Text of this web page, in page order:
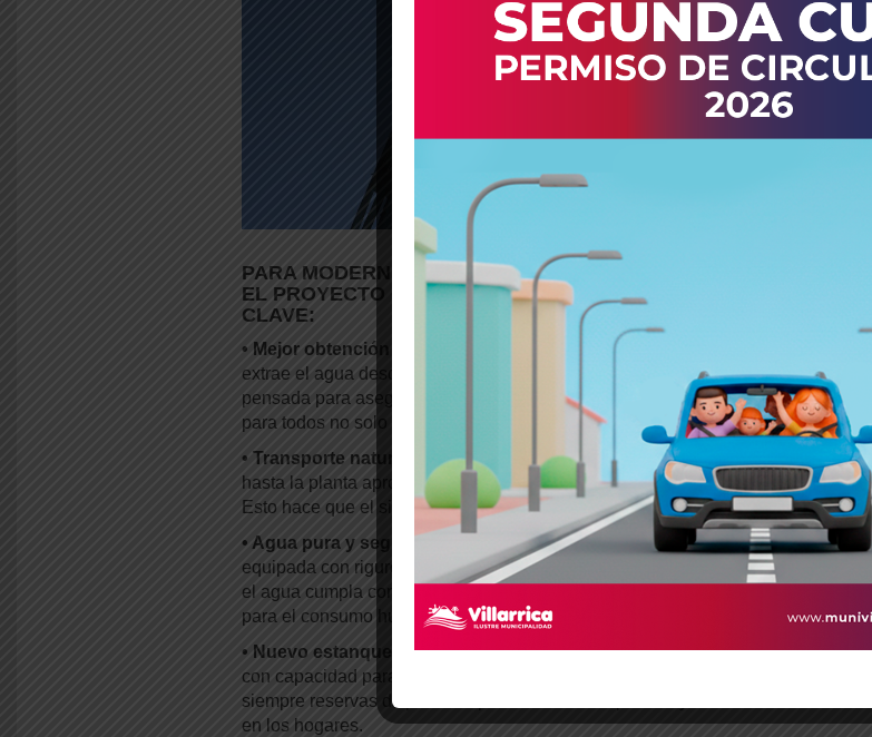
PARA MODERNIZAR Y MEJORAR EL SISTEMA EN MOLCO ALTO,
EL PROYECTO CONTEMPLA LOS SIGUIENTES TRABAJOS
CLAVE:
• Mejor obtención del agua (Captación):
Se optimizará la forma en que se
extrae el agua desde su fuente natural en la superficie. Esta mejora está
pensada para asegurar un caudal abundante, garantizando que el agua alcance
para todos no solo hoy, sino proyectándonos hacia el futuro (hasta el año 2040).
• Transporte natural y eficiente (Aducción):
El agua viajará desde la captación
hasta la planta aprovechando la pendiente natural del terreno (por gravedad).
Esto hace que el sistema sea más seguro y eficiente.
• Agua pura y segura:
Se habilitará una moderna planta de tratamiento
equipada con rigurosos sistemas de filtración y desinfección. Esto garantiza que
el agua cumpla con todos los estándares de salud y sea completamente segura
para el consumo humano.
• Nuevo estanque de reserva:se construirá un gran estanque de regulación
con capacidad para almacenar 75 mil litros de agua (75 m3). Esto permitirá tener
siempre reservas disponibles para mantener la presión y continuidad del servicio
en los hogares.